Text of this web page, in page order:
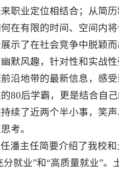
职业定位相结合；从简
在有限的时间、空间内
示了在社会竞争中脱颖
默风趣，针对性和实战
沿地带的最新信息，感
80后学霸，更是结合自
续了近两个半小事，笑
考。
潘主任简要介绍了我校
就业”和“高质量就业”